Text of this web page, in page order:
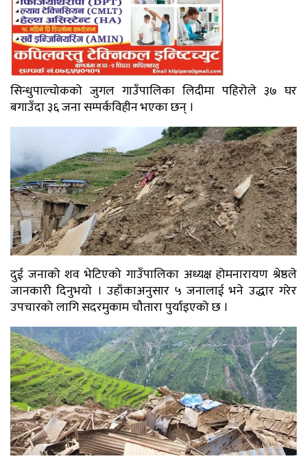
सिन्धुपाल्चोकको जुगल गाउँपालिका लिदीमा पहिरोले ३७ घर
बगाउँदा ३६ जना सम्पर्कविहीन भएका छन् ।
दुई जनाको शव भेटिएको गाउँपालिका अध्यक्ष होमनारायण श्रेष्ठले
जानकारी दिनुभयो । उहाँकाअनुसार ५ जनालाई भने उद्धार गरेर
उपचारको लागि सदरमुकाम चौतारा पुर्याइएको छ ।